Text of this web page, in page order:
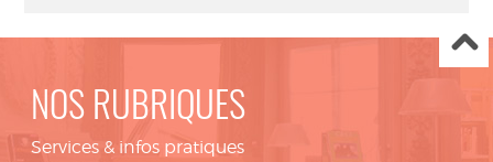
NOS RUBRIQUES
Services & infos pratiques